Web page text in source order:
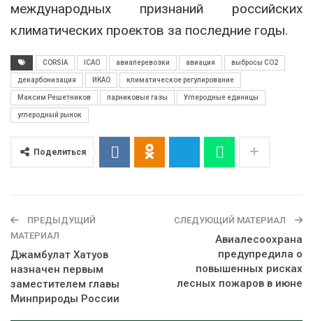
международных признаний российских
климатических проектов за последние годы.
CORSIA ICAO авиаперевозки авиация выбросы CO2
декарбонизация ИКАО климатическое регулирование
Максим Решетников парниковые газы Углеродные единицы
углеродный рынок
Поделиться
ПРЕДЫДУЩИЙ
МАТЕРИАЛ
Джамбулат Хатуов
назначен первым
заместителем главы
Минприроды России
СЛЕДУЮЩИЙ МАТЕРИАЛ
Авиалесоохрана
предупредила о
повышенных рисках
лесных пожаров в июне